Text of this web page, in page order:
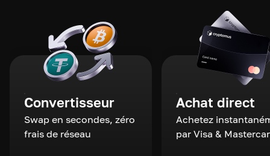
Convertisseur
Swap en secondes, zéro
frais de réseau
Achat direct
Achetez
par Visa &